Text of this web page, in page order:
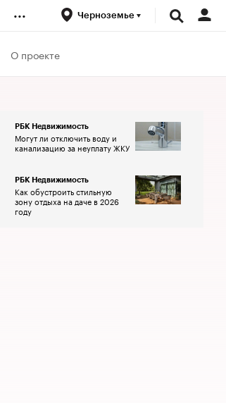
... Черноземье
О проекте
РБК Недвижимость
Могут ли отключить воду и
канализацию за неуплату ЖКУ
РБК Недвижимость
Как обустроить стильную
зону отдыха на даче в 2026
году